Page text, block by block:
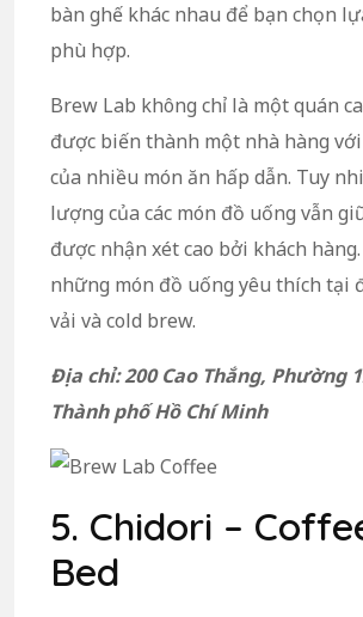
bàn ghế khác nhau để bạn chọn
phù hợp.
Brew Lab không chỉ là một quán
được biến thành một nhà hàng
của nhiều món ăn hấp dẫn. Tuy
lượng của các món đồ uống vẫn
được nhận xét cao bởi khách
những món đồ uống yêu thích tại
vải và cold brew.
Địa chỉ: 200 Cao Thắng, Phường
Thành phố Hồ Chí Minh
5. Chidori –
Bed